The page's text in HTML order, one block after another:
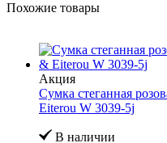
Похожие товары
Акция
Сумка стеганная
Eiterou W 3039-5j
В наличии